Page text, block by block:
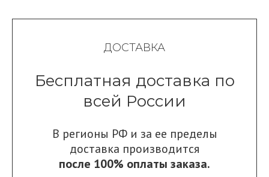
ДОСТАВКА
Бесплатная доставка по
всей России
В регионы РФ и за ее пределы
доставка производится
после 100% оплаты заказа.